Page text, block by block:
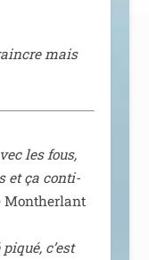
mais
les fous,
et ça conti­
Montherlant
c’est